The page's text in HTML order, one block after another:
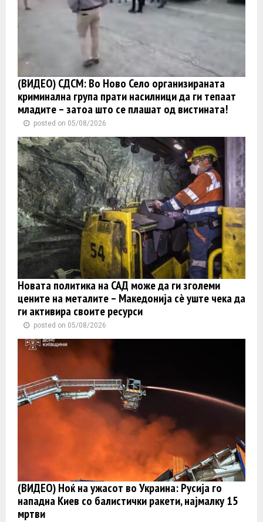
(ВИДЕО) СДСМ: Во Ново Село организираната
криминална група прати насилници да ги тепаат
младите – затоа што се плашат од вистината!
posted on 05/08/2026
Новата политика на САД може да ги зголеми
цените на металите – Македонија сè уште чека да
ги активира своите ресурси
posted on 05/08/2026
(ВИДЕО) Ноќ на ужасот во Украина: Русија го
нападна Киев со балистички ракети, најмалку 15
мртви